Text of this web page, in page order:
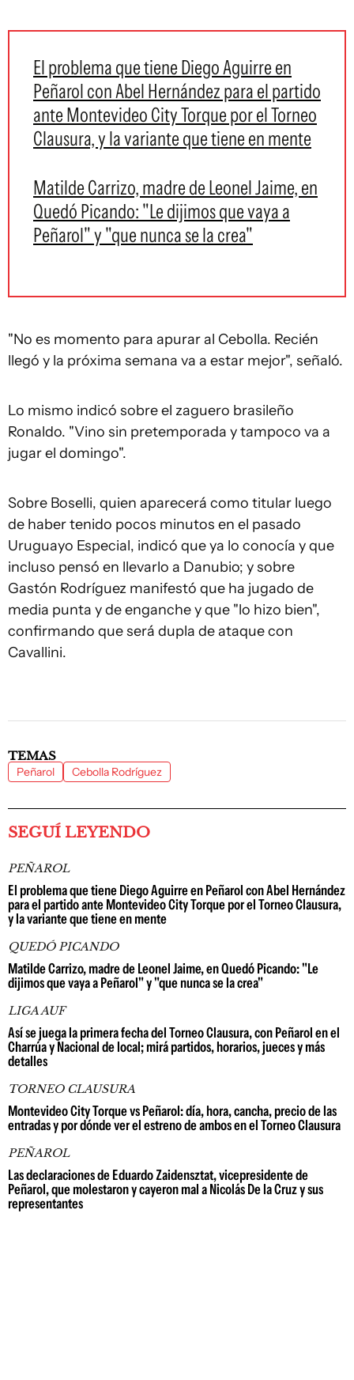
El problema que tiene Diego Aguirre en
Peñarol con Abel Hernández para el partido
ante Montevideo City Torque por el Torneo
Clausura, y la variante que tiene en mente
Matilde Carrizo, madre de Leonel Jaime, en
Quedó Picando: "Le dijimos que vaya a
Peñarol" y "que nunca se la crea"
"No es momento para apurar al Cebolla. Recién
llegó y la próxima semana va a estar mejor", señaló.
Lo mismo indicó sobre el zaguero brasileño
Ronaldo. "Vino sin pretemporada y tampoco va a
jugar el domingo".
Sobre Boselli, quien aparecerá como titular luego
de haber tenido pocos minutos en el pasado
Uruguayo Especial, indicó que ya lo conocía y que
incluso pensó en llevarlo a Danubio; y sobre
Gastón Rodríguez manifestó que ha jugado de
media punta y de enganche y que "lo hizo bien",
confirmando que será dupla de ataque con
Cavallini.
TEMAS
Peñarol Cebolla Rodríguez
SEGUÍ LEYENDO
PEÑAROL
El problema que tiene Diego Aguirre en Peñarol con Abel Hernández
para el partido ante Montevideo City Torque por el Torneo Clausura,
y la variante que tiene en mente
QUEDÓ PICANDO
Matilde Carrizo, madre de Leonel Jaime, en Quedó Picando: "Le
dijimos que vaya a Peñarol" y "que nunca se la crea"
LIGA AUF
Así se juega la primera fecha del Torneo Clausura, con Peñarol en el
Charrúa y Nacional de local; mirá partidos, horarios, jueces y más
detalles
TORNEO CLAUSURA
Montevideo City Torque vs Peñarol: día, hora, cancha, precio de las
entradas y por dónde ver el estreno de ambos en el Torneo Clausura
PEÑAROL
Las declaraciones de Eduardo Zaidensztat, vicepresidente de
Peñarol, que molestaron y cayeron mal a Nicolás De la Cruz y sus
representantes